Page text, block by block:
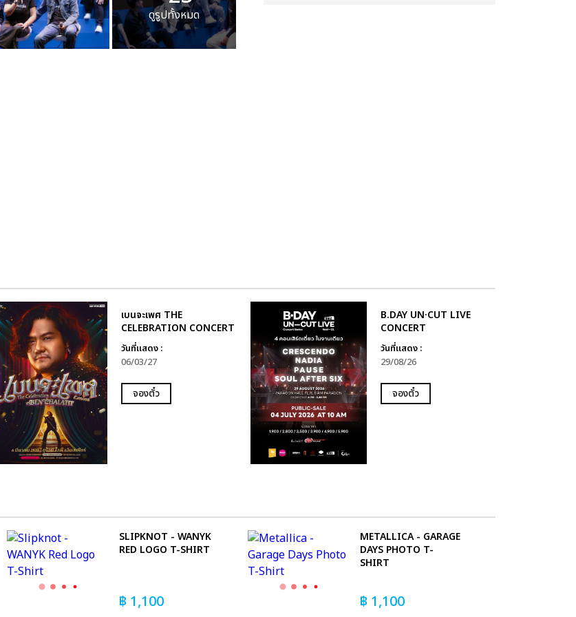
ดูรูปทั้งหมด
เบนจะเพศ THE
CELEBRATION CONCERT
วันที่แสดง :
06/03/27
จองตั๋ว
B.DAY UN·CUT LIVE
CONCERT
วันที่แสดง :
29/08/26
จองตั๋ว
SLIPKNOT - WANYK
RED LOGO T-SHIRT
฿ 1,100
METALLICA - GARAGE
DAYS PHOTO T-
SHIRT
฿ 1,100